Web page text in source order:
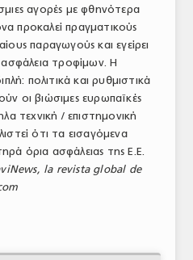
αγορές με φθηνότερα
προκαλεί πραγματικούς
παραγωγούς και εγείρει
ασφάλεια τροφίμων. Η
πολιτικά και ρυθμιστικά
οι βιώσιμες ευρωπαϊκές
τεχνική / επιστημονική
ότι τα εισαγόμενα
όρια ασφάλειας της Ε.Ε.
la revista global de